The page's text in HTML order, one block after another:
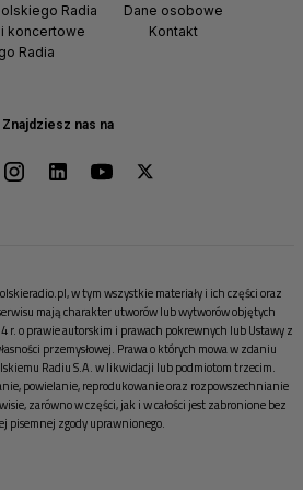
Znajdziesz nas na
Radia
koncertowe
Radia
Dane osobowe
Kontakt
w tym wszystkie materiały i ich części oraz
mają charakter utworów lub wytworów objętych
r. o prawie autorskim i prawach pokrewnych lub Ustawy z
przemysłowej. Prawa o których mowa w zdaniu
Radiu S.A. w likwidacji lub podmiotom trzecim.
powielanie, reprodukowanie oraz rozpowszechnianie
zarówno w części, jak i w całości jest zabronione bez
pisemnej zgody uprawnionego.